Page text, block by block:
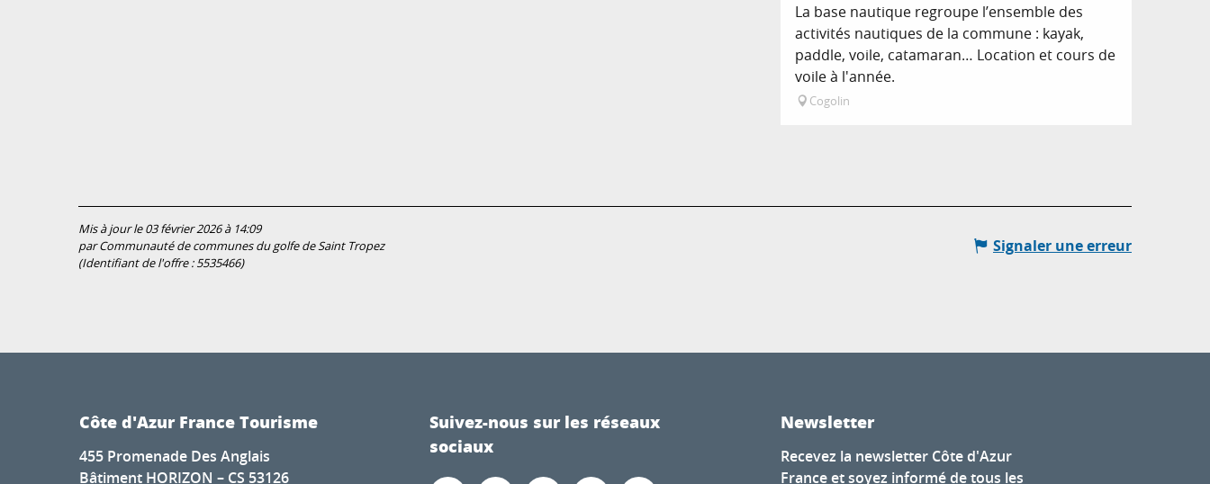
La base nautique regroupe l’ensemble des
activités nautiques de la commune : kayak,
paddle, voile, catamaran… Location et cours de
voile à l'année.
Cogolin
Mis à jour le 03 février 2026 à 14:09
par Communauté de communes du golfe de Saint Tropez
(Identifiant de l'offre :5535466)
Signaler une erreur
Côte d'Azur France Tourisme
455 Promenade Des Anglais
Bâtiment HORIZON – CS 53126
Suivez-nous sur les réseaux
sociaux
Newsletter
Recevez la newsletter Côte d'Azur
France et soyez informé de tous les